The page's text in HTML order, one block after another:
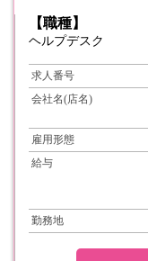
【職種】
ヘルプデスク
求人番号
会社名(店名)
雇用形態
給与
勤務地